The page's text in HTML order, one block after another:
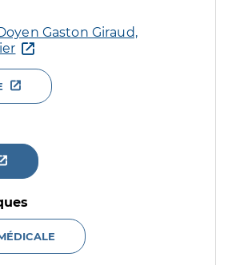
Gaston Giraud,